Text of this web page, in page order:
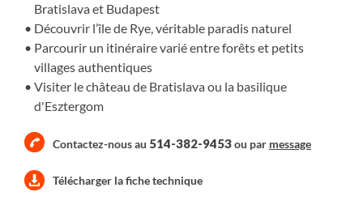
Bratislava et Budapest
Découvrir l’île de Rye, véritable paradis naturel
Parcourir un itinéraire varié entre forêts et petits
villages authentiques
Visiter le château de Bratislava ou la basilique
d'Esztergom
Contactez-nous au 514-382-9453ou par message
Télécharger la fiche technique